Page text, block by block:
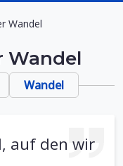
Wandel
Wandel
Wandel
auf den wir